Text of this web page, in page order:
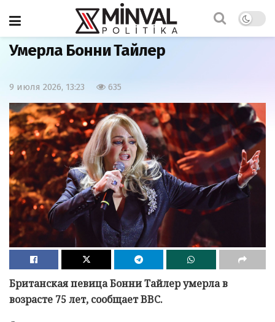
Главная
Умерла Бонни Тайлер
9 июля 2026, 13:23 635
Британская певица Бонни Тайлер умерла в
возрасте 75 лет, сообщает BBC.